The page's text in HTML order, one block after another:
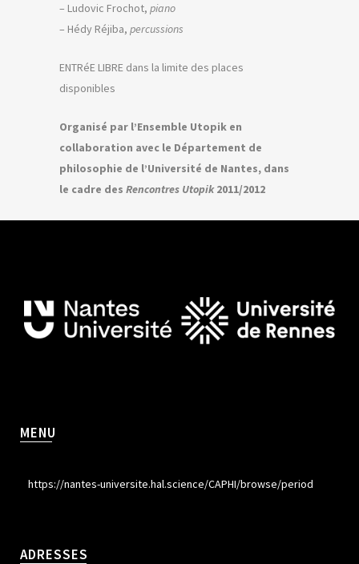
– Ludovic Frochot, piano
– Hédy Réjiba, percussions
ENTRéE LIBRE dans la limite des places
disponibles
Organisé par l’Ensemble Utopik en
collaboration avec le Département de
philosophie de l’Université de Nantes, dans
le cadre des Rencontres Utopik2011/2012
MENU
https://nantes-universite.hal.science/CAPHI/browse/period
ADRESSES